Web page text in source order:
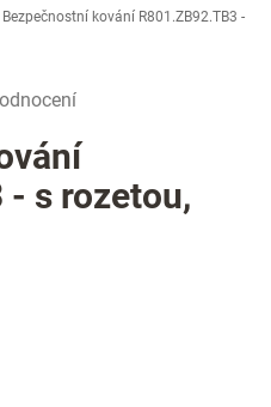
Bezpečnostní kování R801.ZB92.TB3 -
- s rozetou,